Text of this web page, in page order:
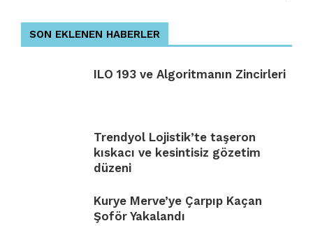
SON EKLENEN HABERLER
ILO 193 ve Algoritmanın Zincirleri
Trendyol Lojistik’te taşeron
kıskacı ve kesintisiz gözetim
düzeni
Kurye Merve’ye Çarpıp Kaçan
Şoför Yakalandı